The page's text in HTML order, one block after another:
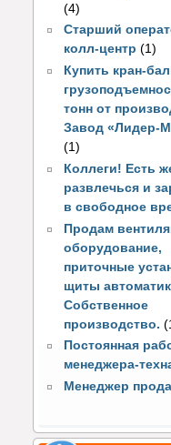
(4)
Старший
колл-центр (1)
Купить кран-
тонн от
Завод «Лидер-
(1)
Коллеги! Есть
развлечься и
в свободное
Продам
оборудование,
приточные
щиты
Собственное
производство.
Постоянная
менеджера-
Менеджер